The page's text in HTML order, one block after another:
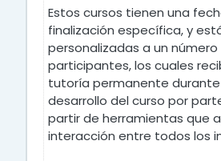
Estos cursos tienen una
finalización específica, y
personalizadas a un
participantes, los cuales
tutoría permanente
desarrollo del curso por
partir de herramientas que
interacción entre todos los